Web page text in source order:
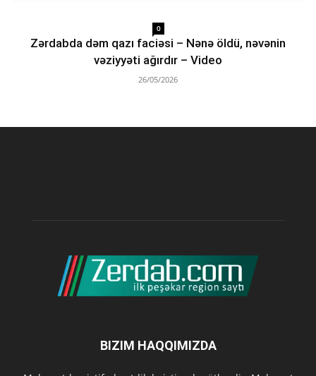
0
Zərdabda dəm qazı faciəsi – Nənə öldü, nəvənin
vəziyyəti ağırdır – Video
26/05/2026
BIZIM HAQQIMIZDA